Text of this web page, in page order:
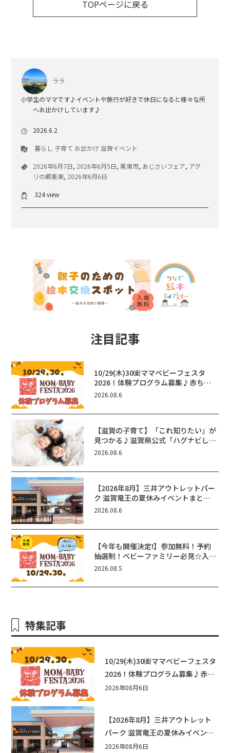
TOPページに戻る
ララ
小学生のママです♪イベントや旅行が好きで休日になると様々な所
へお出かけしています♪
2026.6.2
暮らし 子育て お出かけ 滋賀イベント
2026年6月7日, 2026年6月5日,栗東市, あじさいフェア, アグ
リの郷栗東, 2026年6月6日
324 view
注目記事
10/29(木)30㈮ママベビーフェスタ
2026！体験プログラム募集♪赤ちゃ
ん向けイベントに出演しませんか？
2026.08.6
【滋賀の子育て】「これ知りたい」が
見つかる♪滋賀県公式「ハグナビし
が」使ってる？おでかけ・制度・子育
2026.08.6
【2026年8月】三井アウトレットパー
ク 滋賀竜王の夏休みイベントまと
め！びしょぬれ水あそび・激辛グル
ん！
2026.08.6
【今年も開催決定!】参加無料！予約
抽選制！ベビーファミリー必見☆入場
無料☆10/29(木)30(金)ママベビーフ
エリ守山
2026.08.5
特集記事
10/29(木)30㈮ママベビーフェスタ
2026！体験プログラム募集♪赤ち
ゃん向けイベントに出演しません
2026年08月6日
【2026年8月】三井アウトレット
パーク 滋賀竜王の夏休みイベント
まとめ！びしょぬれ水あそび・激
2026年08月6日